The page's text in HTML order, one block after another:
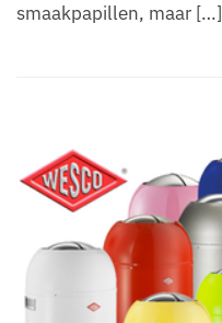
smaakpapillen, maar […]